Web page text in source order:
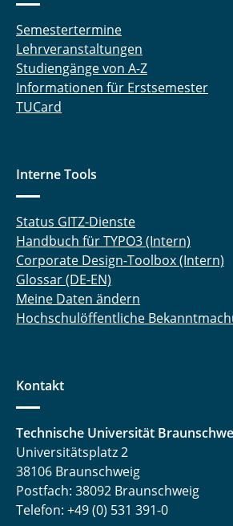
Semestertermine
Lehrveranstaltungen
Studiengänge von A-Z
Informationen für Erstsemester
TUCard
Interne Tools
Status GITZ-Dienste
Handbuch für TYPO3 (Intern)
Corporate Design-Toolbox (Intern)
Glossar (DE-EN)
Meine Daten ändern
Hochschulöffentliche
Kontakt
Technische Universität
Universitätsplatz 2
38106 Braunschweig
Postfach: 38092 Braunschweig
Telefon: +49 (0) 531 391-0